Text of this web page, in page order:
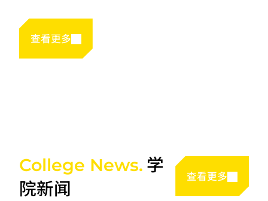
查看更多
College News. 学
院新闻
查看更多